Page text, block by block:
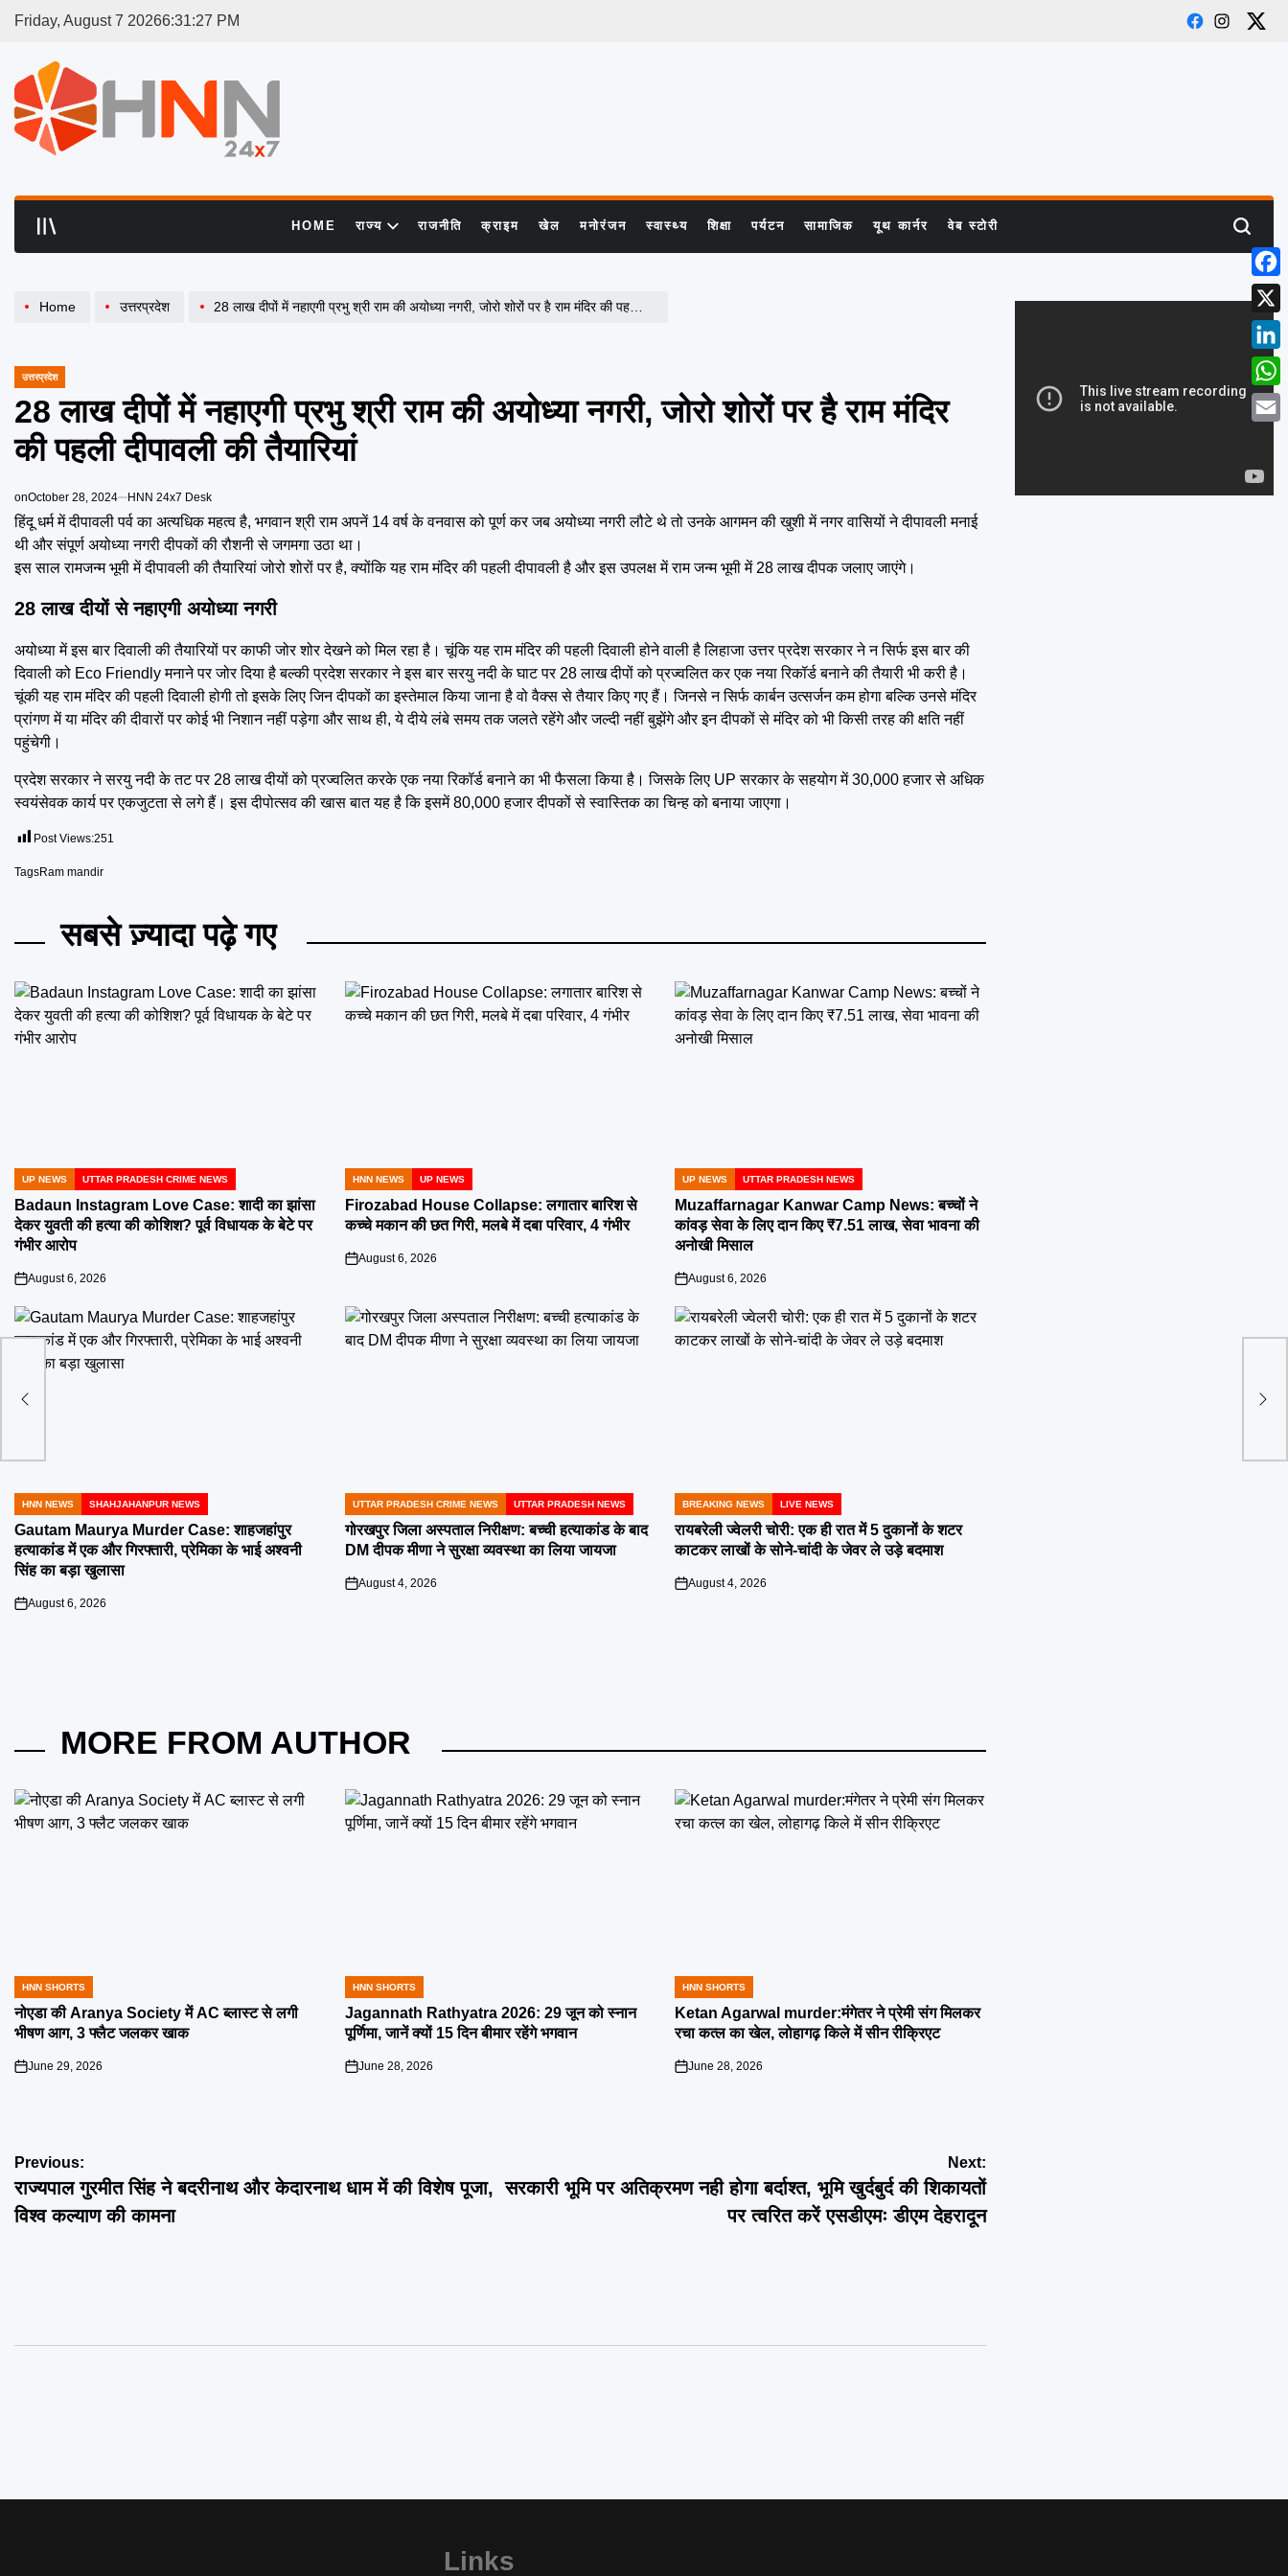
Friday, August 7 20266:31:28 PM
Facebook
Instagram
X
HOME राज्य राजनीति क्राइम खेल मनोरंजन स्वास्थ्य शिक्षा पर्यटन सामाजिक यूथ कार्नर वेब स्टोरी Search
Home उत्तरप्रदेश 28 लाख दीपों में नहाएगी प्रभु श्री राम की अयोध्या नगरी, जोरो शोरों पर है राम मंदिर की पहली दीपावली की तैयारियां
POSTED
उत्तरप्रदेश
28 लाख दीपों में नहाएगी प्रभु श्री राम की अयोध्या नगरी, जोरो शोरों पर है राम मंदिर
की पहली दीपावली की तैयारियां
onOctober 28, 2024 HNN 24x7 Desk
हिंदू धर्म में दीपावली पर्व का अत्यधिक महत्व है, भगवान श्री राम अपनें 14 वर्ष के वनवास को पूर्ण कर जब अयोध्या नगरी लौटे थे तो उनके आगमन की खुशी में नगर वासियों ने दीपावली मनाई
थी और संपूर्ण अयोध्या नगरी दीपकों की रौशनी से जगमगा उठा था।
इस साल रामजन्म भूमी में दीपावली की तैयारियां जोरो शोरों पर है, क्योंकि यह राम मंदिर की पहली दीपावली है और इस उपलक्ष में राम जन्म भूमी में 28 लाख दीपक जलाए जाएंगे।
28 लाख दीयों से नहाएगी अयोध्या नगरी
अयोध्या में इस बार दिवाली की तैयारियों पर काफी जोर शोर देखने को मिल रहा है। चूंकि यह राम मंदिर की पहली दिवाली होने वाली है लिहाजा उत्तर प्रदेश सरकार ने न सिर्फ इस बार की
दिवाली को Eco Friendly मनाने पर जोर दिया है बल्की प्रदेश सरकार ने इस बार सरयु नदी के घाट पर 28 लाख दीपों को प्रज्वलित कर एक नया रिकॉर्ड बनाने की तैयारी भी करी है।
चूंकी यह राम मंदिर की पहली दिवाली होगी तो इसके लिए जिन दीपकों का इस्तेमाल किया जाना है वो वैक्स से तैयार किए गए हैं। जिनसे न सिर्फ कार्बन उत्सर्जन कम होगा बल्कि उनसे मंदिर
प्रांगण में या मंदिर की दीवारों पर कोई भी निशान नहीं पड़ेगा और साथ ही, ये दीये लंबे समय तक जलते रहेंगे और जल्दी नहीं बुझेंगे और इन दीपकों से मंदिर को भी किसी तरह की क्षति नहीं
पहुंचेगी।
प्रदेश सरकार ने सरयु नदी के तट पर 28 लाख दीयों को प्रज्वलित करके एक नया रिकॉर्ड बनाने का भी फैसला किया है। जिसके लिए UP सरकार के सहयोग में 30,000 हजार से अधिक
स्वयंसेवक कार्य पर एकजुटता से लगे हैं। इस दीपोत्सव की खास बात यह है कि इसमें 80,000 हजार दीपकों से स्वास्तिक का चिन्ह को बनाया जाएगा।
Post Views:251
TagsRam mandir
सबसे ज़्यादा पढ़े गए
POSTED
IN
UP NEWS UTTAR PRADESH CRIME NEWS
Badaun Instagram Love Case: शादी का झांसा
देकर युवती की हत्या की कोशिश? पूर्व विधायक के बेटे पर
गंभीर आरोप
on
August 6, 2026
POSTED
IN
HNN NEWS UP NEWS
Firozabad House Collapse: लगातार बारिश से
कच्चे मकान की छत गिरी, मलबे में दबा परिवार, 4 गंभीर
on
August 6, 2026
POSTED
IN
UP NEWS UTTAR PRADESH NEWS
Muzaffarnagar Kanwar Camp News: बच्चों ने
कांवड़ सेवा के लिए दान किए ₹7.51 लाख, सेवा भावना की
अनोखी मिसाल
on
August 6, 2026
POSTED
IN
HNN NEWS SHAHJAHANPUR NEWS
Gautam Maurya Murder Case: शाहजहांपुर
हत्याकांड में एक और गिरफ्तारी, प्रेमिका के भाई अश्वनी
सिंह का बड़ा खुलासा
on
August 6, 2026
POSTED
IN
UTTAR PRADESH CRIME NEWS UTTAR PRADESH NEWS
गोरखपुर जिला अस्पताल निरीक्षण: बच्ची हत्याकांड के बाद
DM दीपक मीणा ने सुरक्षा व्यवस्था का लिया जायजा
on
August 4, 2026
POSTED
IN
BREAKING NEWS LIVE NEWS
रायबरेली ज्वेलरी चोरी: एक ही रात में 5 दुकानों के शटर
काटकर लाखों के सोने-चांदी के जेवर ले उड़े बदमाश
on
August 4, 2026
MORE FROM AUTHOR
POSTED
IN
HNN SHORTS
नोएडा की Aranya Society में AC ब्लास्ट से लगी
भीषण आग, 3 फ्लैट जलकर खाक
on
June 29, 2026
POSTED
IN
HNN SHORTS
Jagannath Rathyatra 2026: 29 जून को स्नान
पूर्णिमा, जानें क्यों 15 दिन बीमार रहेंगे भगवान
on
June 28, 2026
POSTED
IN
HNN SHORTS
Ketan Agarwal murder:मंगेतर ने प्रेमी संग मिलकर
रचा कत्ल का खेल, लोहागढ़ किले में सीन रीक्रिएट
on
June 28, 2026
Post
navigation
Previous:
राज्यपाल गुरमीत सिंह ने बदरीनाथ और केदारनाथ धाम में की विशेष पूजा,
विश्व कल्याण की कामना
Next:
सरकारी भूमि पर अतिक्रमण नही होगा बर्दाश्त, भूमि खुर्दबुर्द की शिकायतों
पर त्वरित करें एसडीएमः डीएम देहरादून
Links
X